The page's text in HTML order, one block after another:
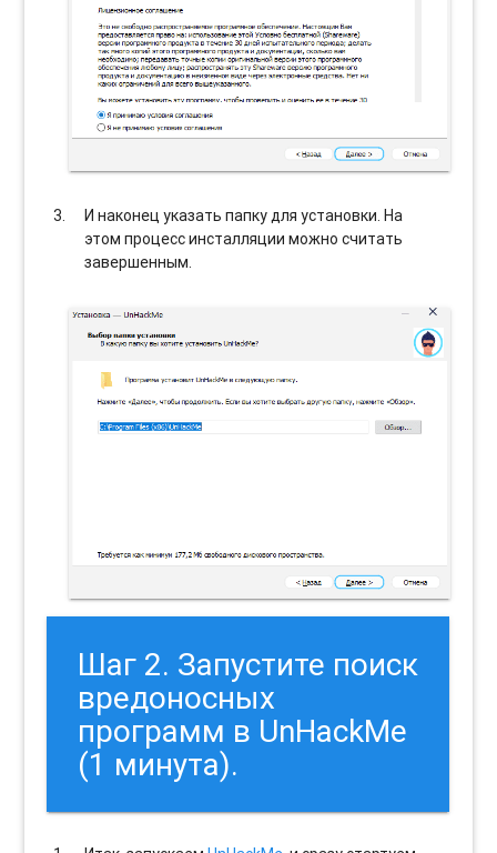
И наконец указать папку для установки. На
этом процесс инсталляции можно считать
завершенным.
Шаг 2. Запустите поиск
вредоносных
программ в UnHackMe
(1 минута).